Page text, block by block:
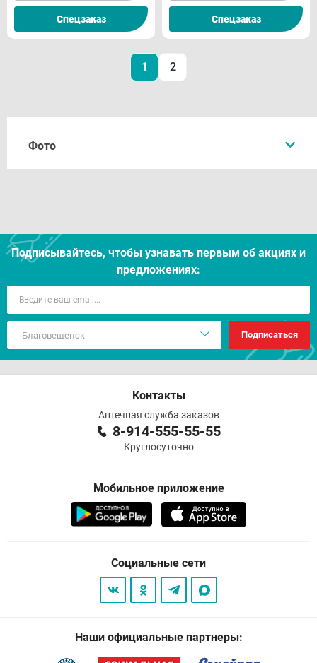
Спецзаказ Спецзаказ
1 2
Фото
Подписывайтесь, чтобы узнавать первым об акцияx и
предложениях:
Подписаться
Контакты
Аптечная служба заказов
8-914-555-55-55
Круглосуточно
Мобильное приложение
Социальные сети
Наши официальные партнеры: